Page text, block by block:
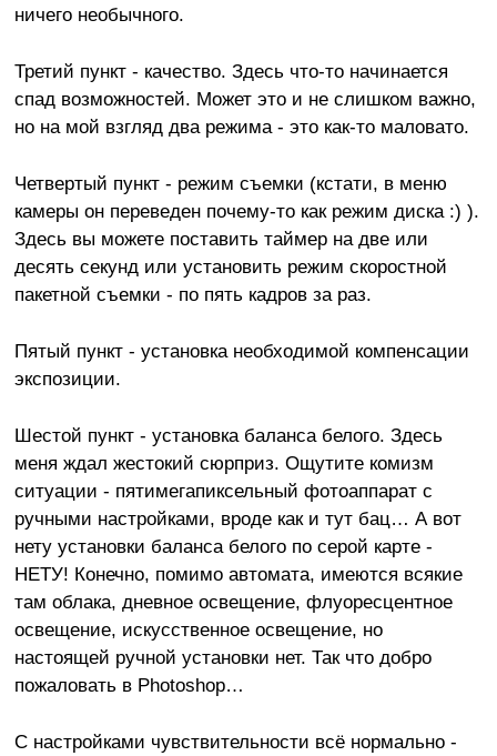
ничего необычного.
Третий пункт - качество. Здесь что-то начинается
спад возможностей. Может это и не слишком важно,
но на мой взгляд два режима - это как-то маловато.
Четвертый пункт - режим съемки (кстати, в меню
камеры он переведен почему-то как режим диска :) ).
Здесь вы можете поставить таймер на две или
десять секунд или установить режим скоростной
пакетной съемки - по пять кадров за раз.
Пятый пункт - установка необходимой компенсации
экспозиции.
Шестой пункт - установка баланса белого. Здесь
меня ждал жестокий сюрприз. Ощутите комизм
ситуации - пятимегапиксельный фотоаппарат с
ручными настройками, вроде как и тут бац… А вот
нету установки баланса белого по серой карте -
НЕТУ! Конечно, помимо автомата, имеются всякие
там облака, дневное освещение, флуоресцентное
освещение, искусственное освещение, но
настоящей ручной установки нет. Так что добро
пожаловать в Photoshop…
С настройками чувствительности всё нормально -